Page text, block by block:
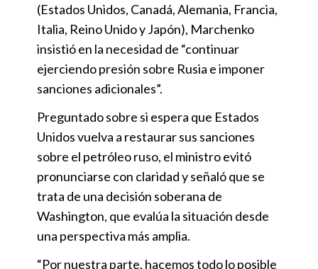
(Estados Unidos, Canadá, Alemania, Francia,
Italia, Reino Unido y Japón), Marchenko
insistió en la necesidad de “continuar
ejerciendo presión sobre Rusia e imponer
sanciones adicionales”.
Preguntado sobre si espera que Estados
Unidos vuelva a restaurar sus sanciones
sobre el petróleo ruso, el ministro evitó
pronunciarse con claridad y señaló que se
trata de una decisión soberana de
Washington, que evalúa la situación desde
una perspectiva más amplia.
“Por nuestra parte, hacemos todo lo posible